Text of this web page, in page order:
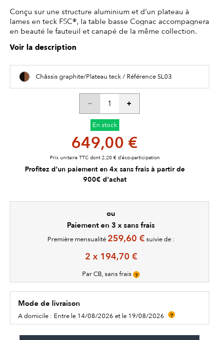
Conçu sur une structure aluminium et d’un plateau à
lames en teck FSC®, la table basse Cognac accompagnera
en beauté le fauteuil et canapé de la même collection.
Voir la description
Châssis graphite/Plateau teck / Référence SL03
En stock
649,00 €
Prix unitaire TTC dont 2,20 € d’éco-participation
Profitez d'un paiement en 4x sans frais à partir de
900€ d'achat
ou
Paiement en 3 x sans frais
Première mensualité 259,60 € suivie de :
2 x 194,70 €
Par CB, sans frais ?
Mode de livraison
A domicile : Entre le 14/08/2026 et le 19/08/2026 ?